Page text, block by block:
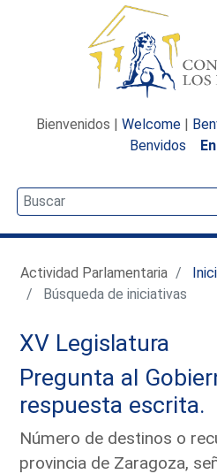
Bienvenidos | Welcome |
Benvidos
Actividad Parlamentaria
Búsqueda de iniciativas
XV Legislatura
Pregunta al
respuesta escrita.
Número de destinos o
provincia de Zaragoza,